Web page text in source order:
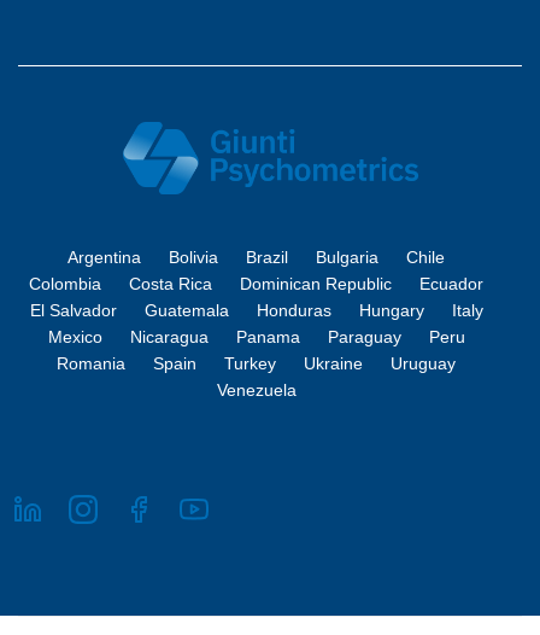
Argentina Bolivia Brazil Bulgaria
Chile
Colombia
Costa Rica Dominican Republic
Ecuador
El Salvador
Guatemala Honduras Hungary
Italy
Mexico
Nicaragua Panama Paraguay
Peru
Romania
Spain Turkey Ukraine
Uruguay
Venezuela